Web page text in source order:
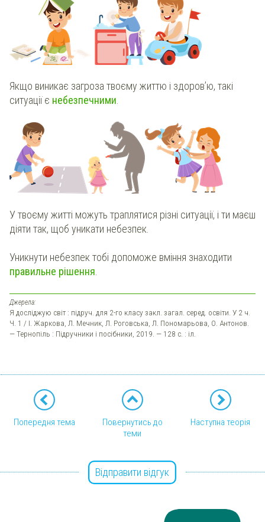
Якщо виникає загроза твоєму життю і здоров’ю, такі
ситуації є небезпечними.
У твоєму житті можуть траплятися різні ситуації, і ти маєш
діяти так, щоб уникати небезпек.
Уникнути небезпек тобі допоможе вміння знаходити
правильне рішення.
Джерела:
Я досліджую світ : підруч. для 2-го класу закл. загал. серед. освіти. У 2 ч.
Ч. 1 / І. Жаркова, Л. Мечник, Л. Роговська, Л. Пономарьова, О. Антонов.
— Тернопіль : Підручники і посібники, 2019. — 128 с. : іл.
Попередня тема
Повернутись до
теми
Наступна теорія
Відправити відгук